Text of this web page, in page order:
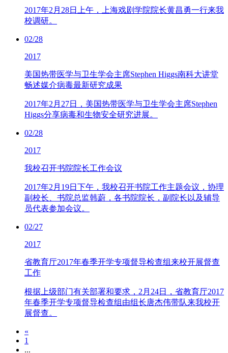
2017年2月28日上午，上海戏剧学院院长黄昌勇一行来我
校调研。
02/28
2017
美国热带医学与卫生学会主席Stephen Higgs南科大讲堂
畅述媒介病毒最新研究成果
2017年2月27日，美国热带医学与卫生学会主席Stephen
Higgs分享病毒和生物安全研究进展。
02/28
2017
我校召开书院院长工作会议
2017年2月19日下午，我校召开书院工作主题会议，协理
副校长、书院总监韩蔚，各书院院长，副院长以及辅导
员代表参加会议。
02/27
2017
省教育厅2017年春季开学专项督导检查组来校开展督查
工作
根据上级部门有关部署和要求，2月24日，省教育厅2017
年春季开学专项督导检查组由组长唐杰伟带队来我校开
展督查。
«
1
...